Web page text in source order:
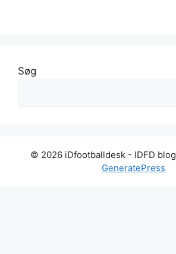
Søg
© 2026 iDfootballdesk - IDFD blog
GeneratePress